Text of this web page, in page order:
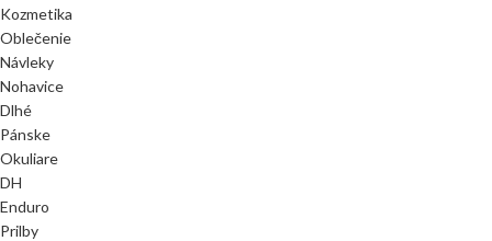
Kozmetika
Oblečenie
Návleky
Nohavice
Dlhé
Pánske
Okuliare
DH
Enduro
Prilby